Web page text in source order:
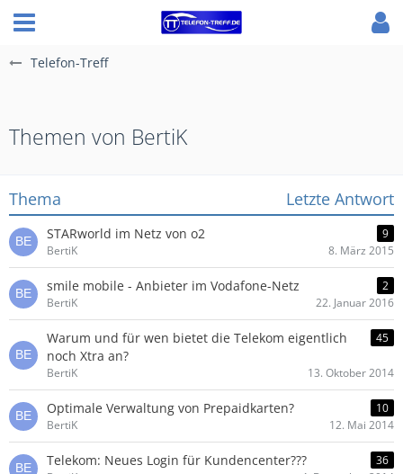
Telefon-Treff
Themen von BertiK
Thema Letzte Antwort
STARworld im Netz von o2
9
BertiK
8. März 2015
smile mobile - Anbieter im Vodafone-Netz
2
BertiK
22. Januar 2016
Warum und für wen bietet die Telekom eigentlich
noch Xtra an?
45
BertiK 13. Oktober 2014
Optimale Verwaltung von Prepaidkarten?
10
BertiK
12. Mai 2014
Telekom: Neues Login für Kundencenter???
36